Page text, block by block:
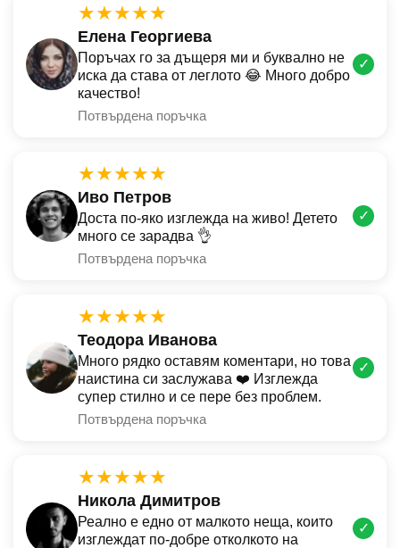
★★★★★
Елена Георгиева
Поръчах го за дъщеря ми и буквално не
иска да става от леглото 😂 Много добро
качество!
Потвърдена поръчка
✓
★★★★★
Иво Петров
Доста по-яко изглежда на живо! Детето
много се зарадва 👌
Потвърдена поръчка
✓
★★★★★
Теодора Иванова
Много рядко оставям коментари, но това
наистина си заслужава ❤️ Изглежда
супер стилно и се пере без проблем.
Потвърдена поръчка
✓
★★★★★
Никола Димитров
Реално е едно от малкото неща, които
изглеждат по-добре отколкото на
✓